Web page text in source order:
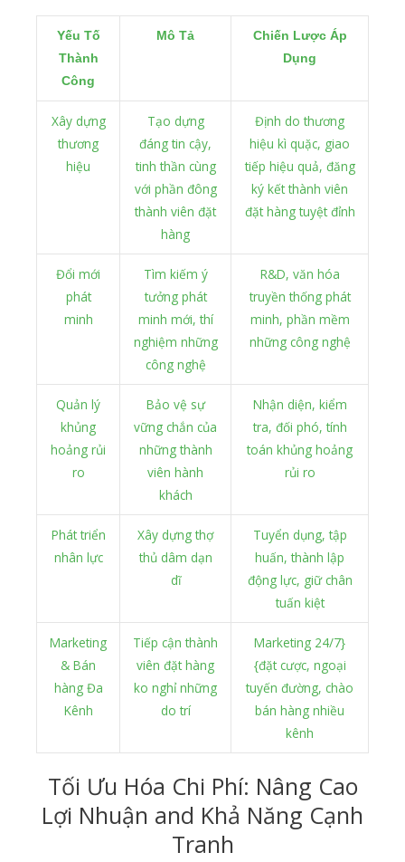
Yếu Tố
Thành
Công
Mô Tả
Chiến Lược Áp
Dụng
Xây dựng
thương
hiệu
Tạo dựng
đáng tin cậy,
tinh thần cùng
với phần đông
thành viên đặt
hàng
Định do thương
hiệu kì quặc, giao
tiếp hiệu quả, đăng
ký kết thành viên
đặt hàng tuyệt đỉnh
Đổi mới
phát
minh
Tìm kiếm ý
tưởng phát
minh mới, thí
nghiệm những
công nghệ
R&D, văn hóa
truyền thống phát
minh, phần mềm
những công nghệ
Quản lý
khủng
hoảng rủi
ro
Bảo vệ sự
vững chắn của
những thành
viên hành
khách
Nhận diện, kiểm
tra, đối phó, tính
toán khủng hoảng
rủi ro
Phát triển
nhân lực
Xây dựng thợ
thủ dâm dạn
dĩ
Tuyển dụng, tập
huấn, thành lập
động lực, giữ chân
tuấn kiệt
Marketing
& Bán
hàng Đa
Kênh
Tiếp cận thành
viên đặt hàng
ko nghỉ những
do trí
Marketing 24/7}
{đặt cược, ngoại
tuyến đường, chào
bán hàng nhiều
kênh
Tối Ưu Hóa Chi Phí: Nâng Cao
Lợi Nhuận and Khả Năng Cạnh
Tranh